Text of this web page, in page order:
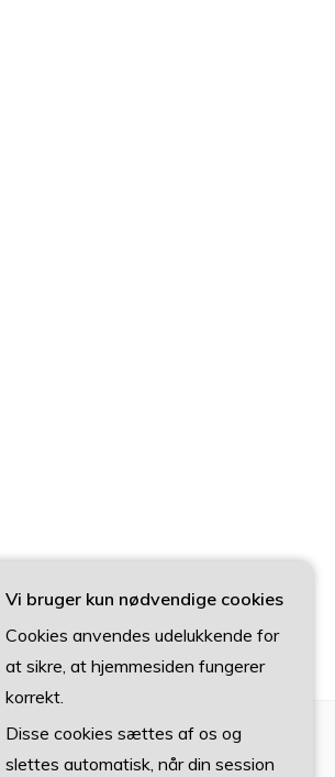
Vi bruger kun nødvendige cookies
Cookies anvendes udelukkende for
at sikre, at hjemmesiden fungerer
korrekt.
Disse cookies sættes af os og
slettes automatisk, når din session